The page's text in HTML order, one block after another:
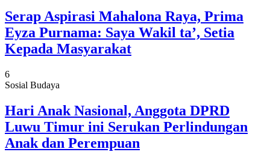
Serap Aspirasi Mahalona Raya, Prima
Eyza Purnama: Saya Wakil ta’, Setia
Kepada Masyarakat
6
Sosial Budaya
Hari Anak Nasional, Anggota DPRD
Luwu Timur ini Serukan Perlindungan
Anak dan Perempuan